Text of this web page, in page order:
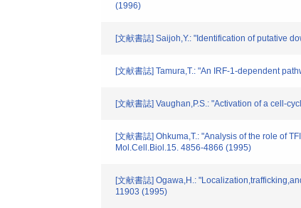
(1996)
[文献書誌] Saijoh,Y.: "Identification of putative
[文献書誌] Tamura,T.: "An IRF-1-dependent
[文献書誌] Vaughan,P.S.: "Activation of a cell-
[文献書誌] Ohkuma,T.: "Analysis of the role of
Mol.Cell.Biol.15. 4856-4866 (1995)
[文献書誌] Ogawa,H.:
11903 (1995)